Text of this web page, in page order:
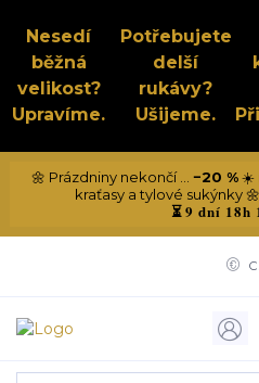
Nesedí
běžná
velikost?
Upravíme.
Potřebujete
delší
rukávy?
Ušijeme.
🌼 Prázdniny nekončí ... −20 %☀️
kraťasy a tylové sukýnky
⏳9 dní 18h